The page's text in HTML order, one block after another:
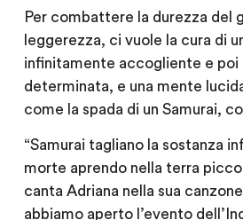
Per combattere la durezza del
leggerezza, ci vuole la cura di
infinitamente accogliente e poi
determinata, e una mente
come la spada di un Samurai,
“Samurai tagliano la sostanza
morte aprendo nella terra
canta Adriana nella sua
abbiamo aperto l’evento